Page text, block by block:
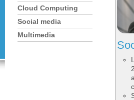
Cloud Computing
Social media
Multimedia